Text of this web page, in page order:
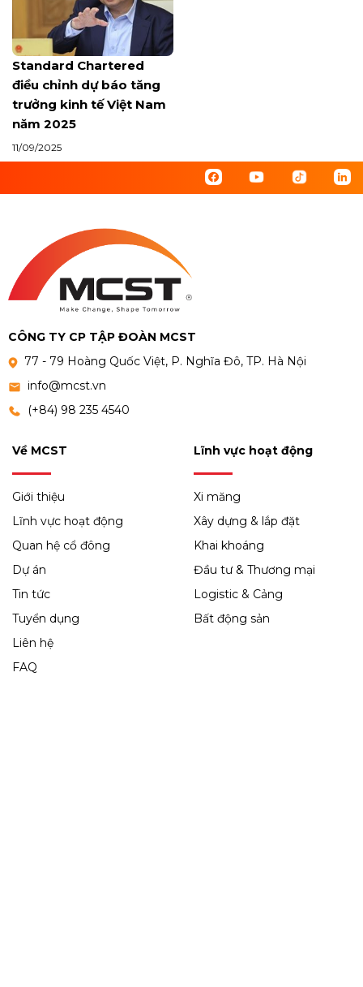
Standard Chartered
điều chỉnh dự báo tăng
trưởng kinh tế Việt Nam
năm 2025
11/09/2025
CÔNG TY CP TẬP ĐOÀN MCST
77 - 79 Hoàng Quốc Việt, P. Nghĩa Đô, TP. Hà Nội
info@mcst.vn
(+84) 98 235 4540
Về MCST
Giới thiệu
Lĩnh vực hoạt động
Quan hệ cổ đông
Dự án
Tin tức
Tuyển dụng
Liên hệ
FAQ
Lĩnh vực hoạt động
Xi măng
Xây dựng & lắp đặt
Khai khoáng
Đầu tư & Thương mại
Logistic & Cảng
Bất động sản